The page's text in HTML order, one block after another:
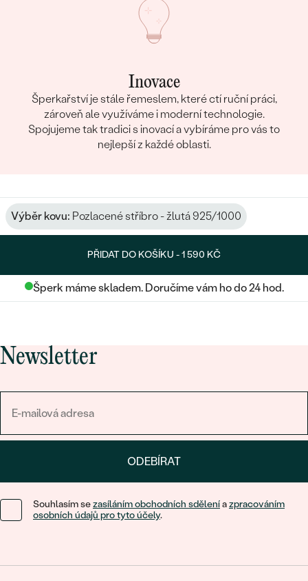
Inovace
Šperkařství je stále řemeslem, které ctí ruční práci,
zároveň ale využíváme i moderní technologie.
Spojujeme tak tradici s inovací a vybíráme pro vás to
nejlepší z každé oblasti.
Výběr kovu: Pozlacené stříbro - žlutá 925/1000
PŘIDAT DO KOŠÍKU -1 590 KČ
Šperk máme skladem. Doručíme vám ho do 24 hod.
Newsletter
ODEBÍRAT
Souhlasím sezasíláním obchodních sděleníazpracováním
osobních údajů pro tyto účely.